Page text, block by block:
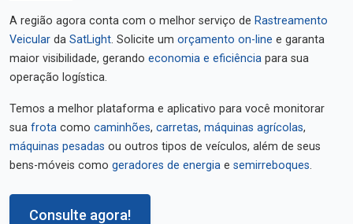
A região agora conta com o melhor serviço de Rastreamento
Veicular da SatLight. Solicite um orçamento on-line e garanta
maior visibilidade, gerando economia e eficiência para sua
operação logística.
Temos a melhor plataforma e aplicativo para você monitorar
sua frota como caminhões, carretas, máquinas agrícolas,
máquinas pesadas ou outros tipos de veículos, além de seus
bens-móveis como geradores de energia e semirreboques.
Consulte agora!